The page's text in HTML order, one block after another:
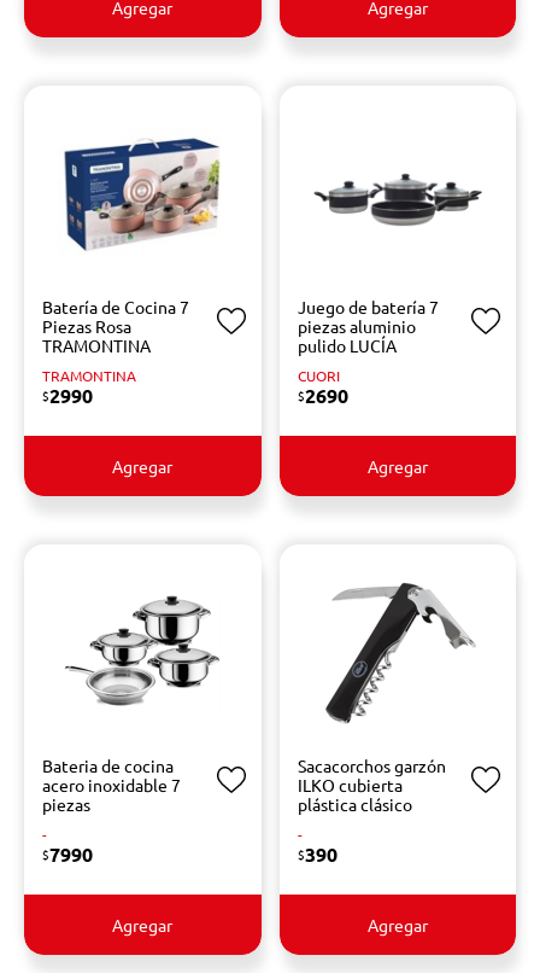
Agregar Agregar
Batería de Cocina 7
Piezas Rosa
TRAMONTINA
TRAMONTINA
$2990
Agregar
Juego de batería 7
piezas aluminio
pulido LUCÍA
CUORI
$2690
Agregar
Bateria de cocina
acero inoxidable 7
piezas
-
$7990
Agregar
Sacacorchos garzón
ILKO cubierta
plástica clásico
-
$390
Agregar